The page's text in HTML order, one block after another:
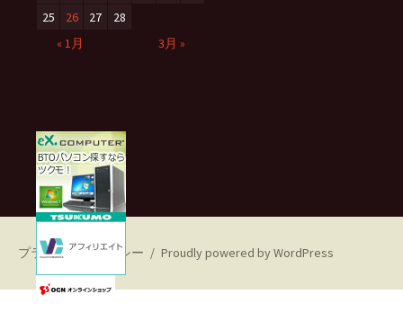
25
26 27
28
« 1月
3月 »
プライバシーポリシー Proudly powered by WordPress